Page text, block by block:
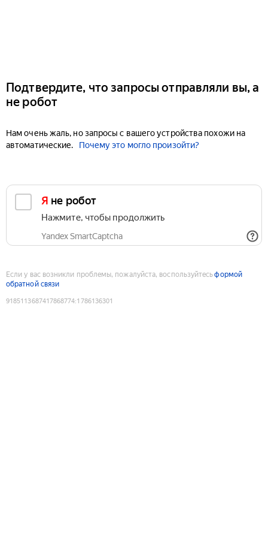
Подтвердите, что запросы отправляли вы, а
не робот
Нам очень жаль, но запросы с вашего устройства похожи на
автоматические.
Почему это могло произойти?
Я не робот
Нажмите, чтобы продолжить
Yandex SmartCaptcha
Если у вас возникли проблемы, пожалуйста, воспользуйтесьформой
обратной связи
9185113687417868774:1786136301